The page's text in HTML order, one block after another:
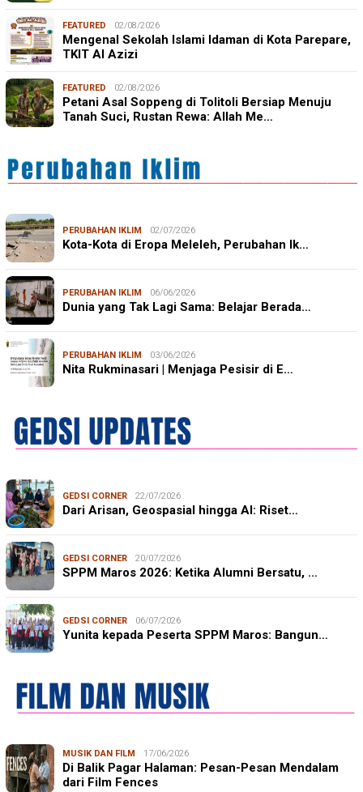
FEATURED 02/08/2026
Mengenal Sekolah Islami Idaman di Kota Parepare,
TKIT Al Azizi
FEATURED 02/08/2026
Petani Asal Soppeng di Tolitoli Bersiap Menuju
Tanah Suci, Rustan Rewa: Allah Me…
PERUBAHAN IKLIM 02/07/2026
Kota-Kota di Eropa Meleleh, Perubahan Ik…
PERUBAHAN IKLIM 06/06/2026
Dunia yang Tak Lagi Sama: Belajar Berada…
PERUBAHAN IKLIM 03/06/2026
Nita Rukminasari | Menjaga Pesisir di E…
GEDSI CORNER 22/07/2026
Dari Arisan, Geospasial hingga AI: Riset…
GEDSI CORNER 20/07/2026
SPPM Maros 2026: Ketika Alumni Bersatu, …
GEDSI CORNER 06/07/2026
Yunita kepada Peserta SPPM Maros: Bangun…
MUSIK DAN FILM 17/06/2026
Di Balik Pagar Halaman: Pesan-Pesan Mendalam
dari Film Fences